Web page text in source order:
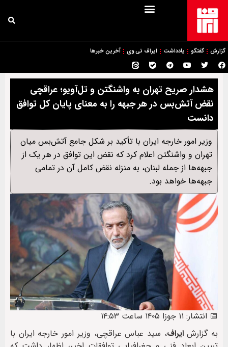
گزارش گفتگو یادداشت ایراف تی وی آخرین خبرها
هشدار صریح تهران به واشنگتن و تل‌آویو؛ عراقچی
نقض آتش‌بس در هر جبهه را به معنای پایان کل توافق
دانست
وزیر امور خارجه ایران با تأکید بر شکل جامع آتش‌بس میان
تهران و واشنگتن اعلام کرد که نقض این توافق در هر یک از
جبهه‌ها از جمله لبنان، به منزله نقض کامل آن در تمامی
جبهه‌ها خواهد بود.
📅 انتشار: ۱۱ جوزا ۱۴۰۵ ساعت ۱۴:۵۳
به گزارشایراف، سید عباس عراقچی، وزیر امور خارجه ایران با